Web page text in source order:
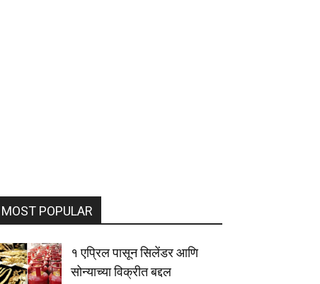
MOST POPULAR
१ एप्रिल पासून सिलेंडर आणि
सोन्याच्या विक्रीत बद्दल